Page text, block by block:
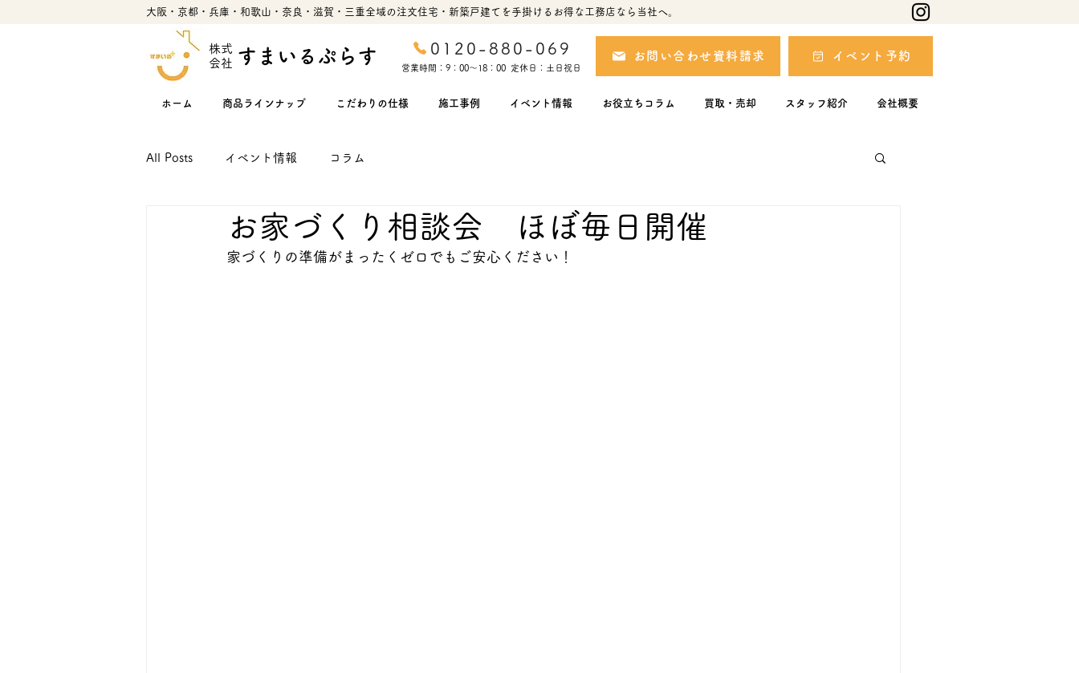
大阪・京都・兵庫・和歌山・奈良・滋賀・三重全域の注文住宅・新築戸建てを手掛けるお得な工務店なら当社へ。
株式
会社 すまいるぷらす 0120-880-069
営業時間：9：00～18：00 定休日：土日祝日
お問い合わせ資料請求 イベント予約
ホーム 商品ラインナップ こだわりの仕様 施工事例 イベント情報 お役立ちコラム 買取・売却 スタッフ紹介 会社概要
All Posts イベント情報 コラム
お家づくり相談会 ほぼ毎日開催
家づくりの準備がまったくゼロでもご安心ください！